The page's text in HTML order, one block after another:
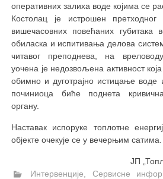
оперативних залиха воде којима се
Костолац је истрошен
вишечасовних повећаних губитака
обиласка и испитивања делова
читавог преподнева, на
уочена је недозвољена активност
обимно и дуготрајно истицање
починиоца биће поднета
органу.
Наставак испоруке топлотне
објекте очекује се у вечерњим сатима.
ЈП
Интервенције
Сервисне